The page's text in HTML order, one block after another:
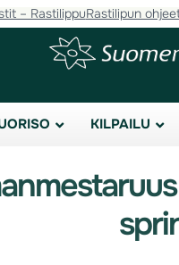
– RastilippuRastilipun
KILPAILU